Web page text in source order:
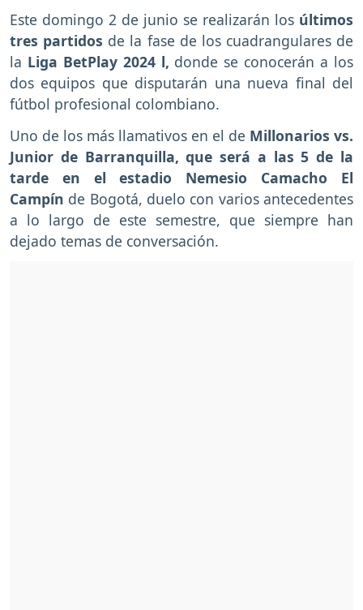
Este domingo 2 de junio se realizarán los últimos
tres partidos de la fase de los cuadrangulares de
la Liga BetPlay 2024 l, donde se conocerán a los
dos equipos que disputarán una nueva final del
fútbol profesional colombiano.
Uno de los más llamativos en el de Millonarios vs.
Junior de Barranquilla, que será a las 5 de la
tarde en el estadio Nemesio Camacho El
Campín de Bogotá, duelo con varios antecedentes
a lo largo de este semestre, que siempre han
dejado temas de conversación.